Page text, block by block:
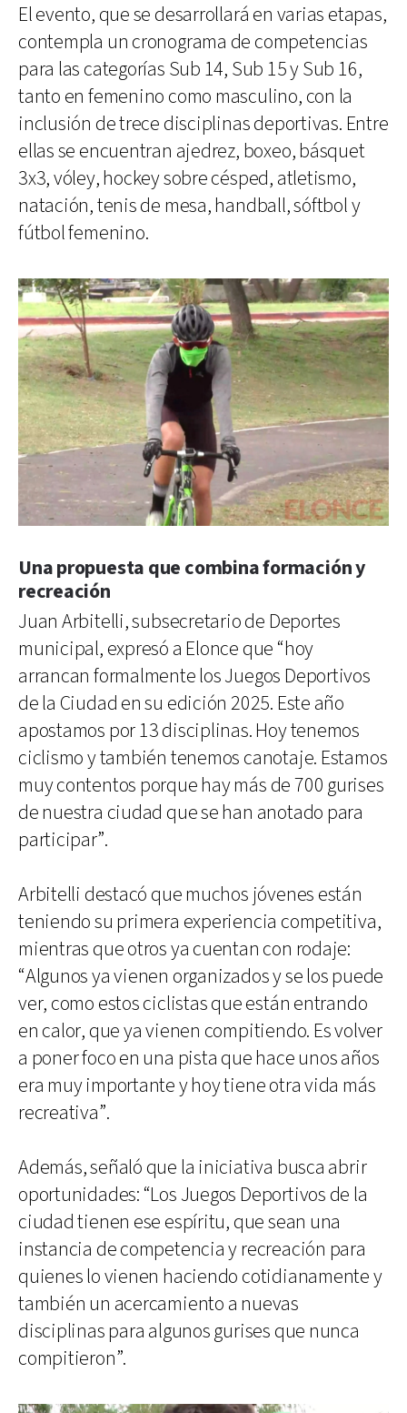
El evento, que se desarrollará en varias etapas,
contempla un cronograma de competencias
para las categorías Sub 14, Sub 15 y Sub 16,
tanto en femenino como masculino, con la
inclusión de trece disciplinas deportivas. Entre
ellas se encuentran ajedrez, boxeo, básquet
3x3, vóley, hockey sobre césped, atletismo,
natación, tenis de mesa, handball, sóftbol y
fútbol femenino.
Una propuesta que combina formación y
recreación
Juan Arbitelli, subsecretario de Deportes
municipal, expresó a Elonce que “hoy
arrancan formalmente los Juegos Deportivos
de la Ciudad en su edición 2025. Este año
apostamos por 13 disciplinas. Hoy tenemos
ciclismo y también tenemos canotaje. Estamos
muy contentos porque hay más de 700 gurises
de nuestra ciudad que se han anotado para
participar”.
Arbitelli destacó que muchos jóvenes están
teniendo su primera experiencia competitiva,
mientras que otros ya cuentan con rodaje:
“Algunos ya vienen organizados y se los puede
ver, como estos ciclistas que están entrando
en calor, que ya vienen compitiendo. Es volver
a poner foco en una pista que hace unos años
era muy importante y hoy tiene otra vida más
recreativa”.
Además, señaló que la iniciativa busca abrir
oportunidades: “Los Juegos Deportivos de la
ciudad tienen ese espíritu, que sean una
instancia de competencia y recreación para
quienes lo vienen haciendo cotidianamente y
también un acercamiento a nuevas
disciplinas para algunos gurises que nunca
compitieron”.